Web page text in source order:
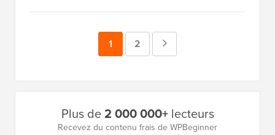
Page
1 Page
2
Plus de2 000 000+lecteurs
Recevez du contenu frais de WPBeginner